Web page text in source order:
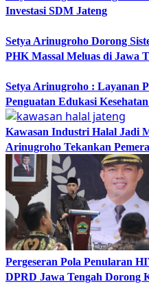
Investasi SDM Jateng
Setya Arinugroho Dorong
PHK Massal Meluas di Jawa
Setya Arinugroho : Layanan
Penguatan Edukasi
Kawasan Industri Halal Jadi
Arinugroho Tekankan
Pergeseran Pola Penularan
DPRD Jawa Tengah Dorong